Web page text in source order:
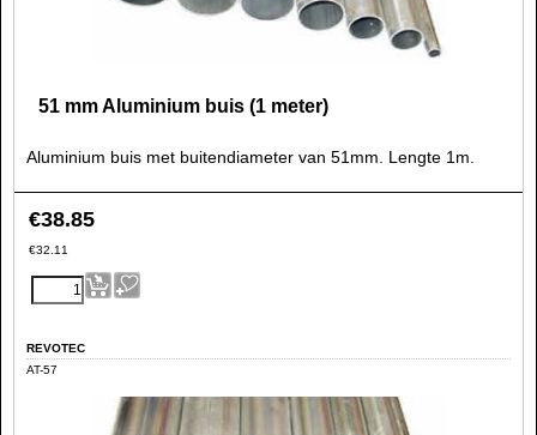
51 mm Aluminium buis (1 meter)
Aluminium buis met buitendiameter van 51mm. Lengte 1m.
€38.85
€32.11
REVOTEC
AT-57